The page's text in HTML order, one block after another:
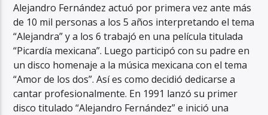
Alejandro Fernández actuó por primera vez ante más
de 10 mil personas a los 5 años interpretando el tema
“Alejandra” y a los 6 trabajó en una película titulada
“Picardía mexicana”. Luego participó con su padre en
un disco homenaje a la música mexicana con el tema
“Amor de los dos”. Así es como decidió dedicarse a
cantar profesionalmente. En 1991 lanzó su primer
disco titulado “Alejandro Fernández” e inició una